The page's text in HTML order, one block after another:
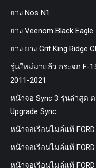
ยาง Nos N1
ยาง Veenom Black Eagle
ยาง ยาง Grit King Ridge
รุ่นใหม่มาแล้ว กระจก F-
2011-2021
หน้าจอ Sync 3 รุ่นล่าสุด ต
Upgrade Sync
หน้าจอเรือนไมล์แท้ FORD
หน้าจอเรือนไมล์แท้ FORD
หน้าจอเรือนไมล์แท้ FORD